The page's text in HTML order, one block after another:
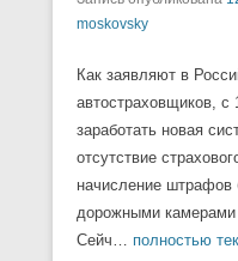
moskovsky
Как заявляют в
автостраховщиков,
заработать новая
отсутствие
начисление штрафов
дорожными камерами
Сейч… полностью